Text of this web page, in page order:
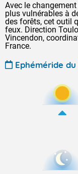
Avec le
plus vulnérables à
des forêts, cet outil
feux. Direction
Vincendon,
France.
Ephéméride